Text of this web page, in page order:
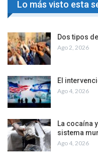
Lo más visto esta
Dos tipos
Ago 2, 2026
El
Ago 4, 2026
La cocaína
sistema
Ago 4, 2026